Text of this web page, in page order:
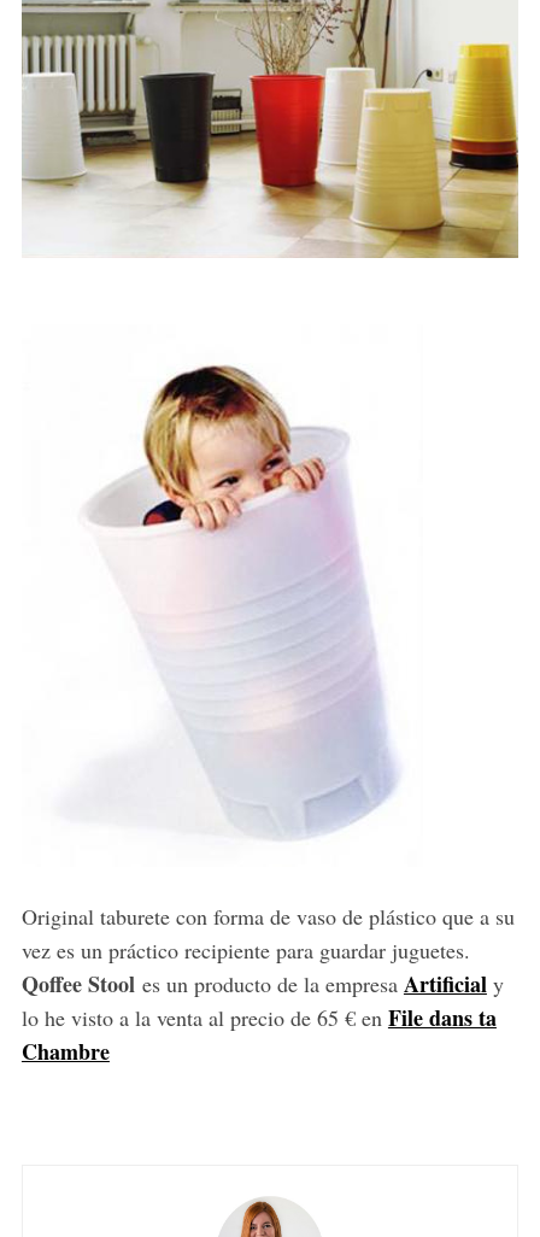
Original taburete con forma de vaso de plástico que a su
vez es un práctico recipiente para guardar juguetes.
Qoffee Stool es un producto de la empresa Artificialy
lo he visto a la venta al precio de 65 € en File dans ta
Chambre